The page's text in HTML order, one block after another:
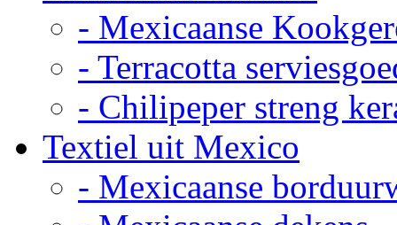
- Mexicaanse
- Terracotta
- Chilipeper streng
Textiel uit Mexico
- Mexicaanse